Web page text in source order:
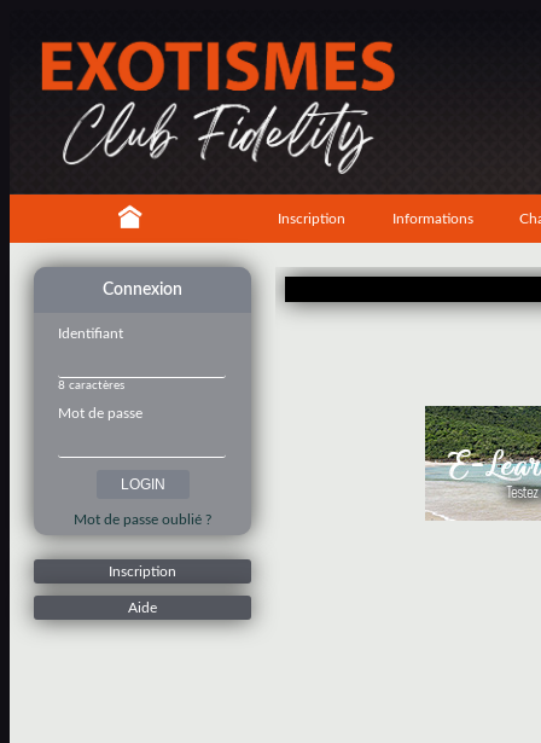
Inscription Informations
Connexion
Identifiant
8 caractères
Mot de passe
Mot de passe oublié ?
Inscription
Aide